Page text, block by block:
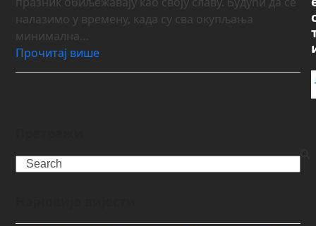
налазимо у времену, када су сва окупљања
минимална…
Прочитај више
Search